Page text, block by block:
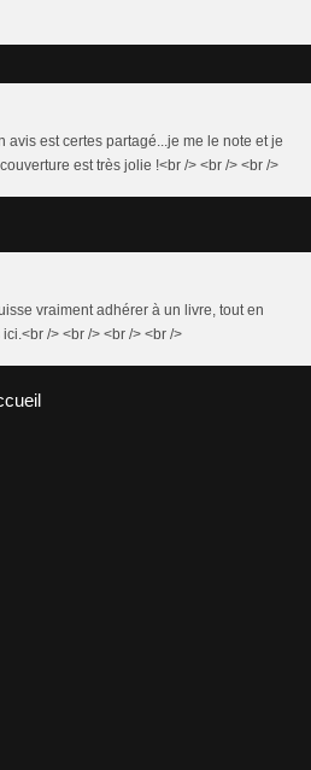
avis est certes partagé...je me le note et je
est très jolie !<br /> <br /> <br />
vraiment adhérer à un livre, tout en
/> <br /> <br /> <br />